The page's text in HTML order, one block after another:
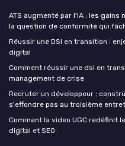
ATS augmenté par l'IA : les
la question de conformité qui
Réussir une DSI en transition :
digital
Comment réussir une dsi en
management de crise
Recruter un développeur :
s'effondre pas au troisième
Comment la video UGC redéfinit
digital et SEO